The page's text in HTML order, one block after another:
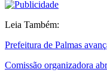
Leia Também:
Prefeitura de Palmas
Comissão organizadora